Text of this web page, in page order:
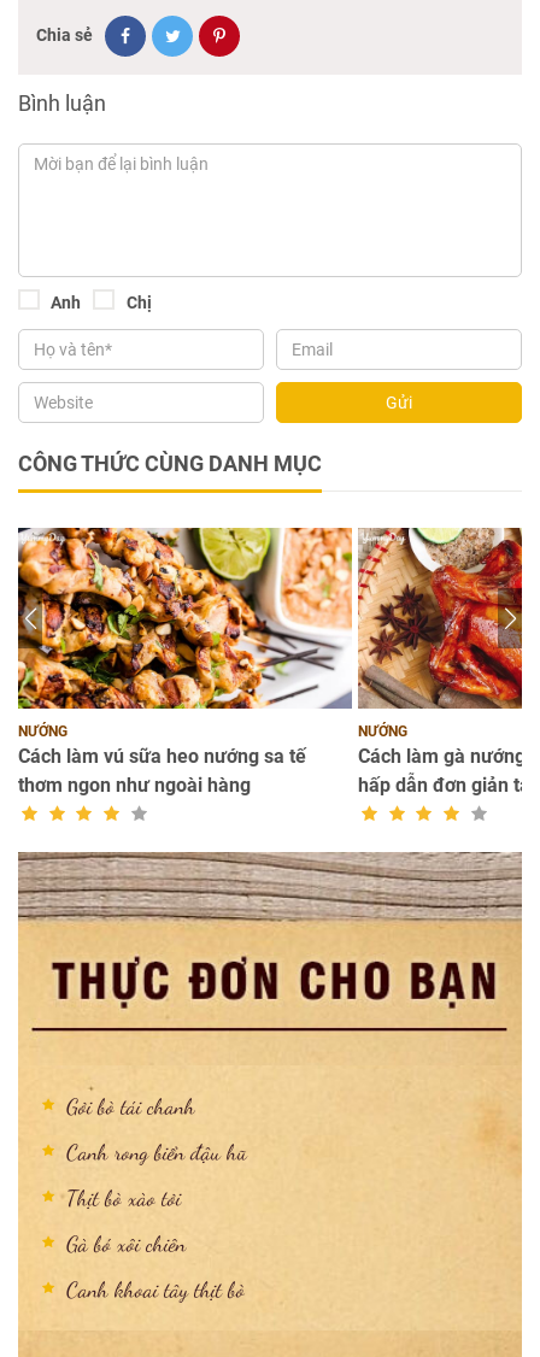
Chia sẻ
Bình luận
Anh Chị
Gửi
CÔNG THỨC CÙNG DANH MỤC
NƯỚNG
Cách làm vú sữa heo nướng sa tế
thơm ngon như ngoài hàng
NƯỚNG
Cách làm gà nướng
hấp dẫn đơn giản tại
Gỏi bò tái chanh
Canh rong biển đậu hũ
Thịt bò xào tỏi
Gà bó xôi chiên
Canh khoai tây thịt bò